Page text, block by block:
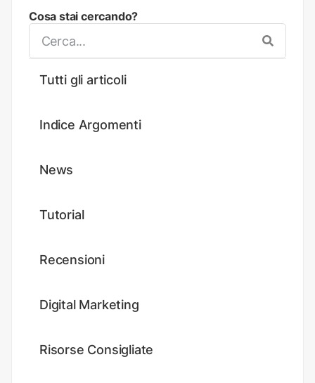
Cosa stai cercando?
Tutti gli articoli
Indice Argomenti
News
Tutorial
Recensioni
Digital Marketing
Risorse Consigliate